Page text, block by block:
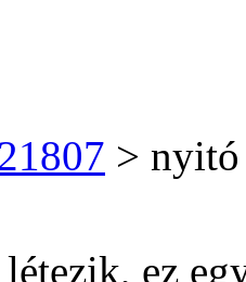
> nyitó
ez